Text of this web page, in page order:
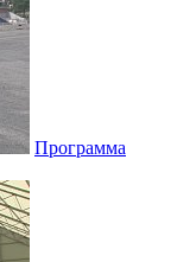
Программа